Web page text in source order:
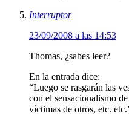
Interruptor
23/09/2008 a las 14:53
Thomas, ¿sabes leer?
En la entrada dice:
“Luego se rasgarán las
con el sensacionalismo
víctimas de otros, etc.